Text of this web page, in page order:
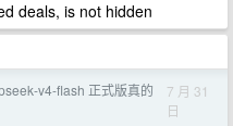
deals, is not hidden
v4-flash 正式版真的
7 月 31
日